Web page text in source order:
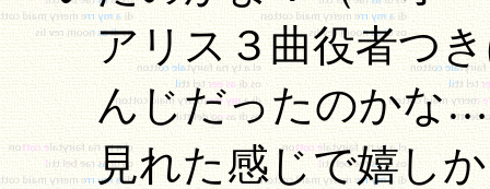
アリス３曲役者つ
んじだったのかな
見れた感じで嬉し